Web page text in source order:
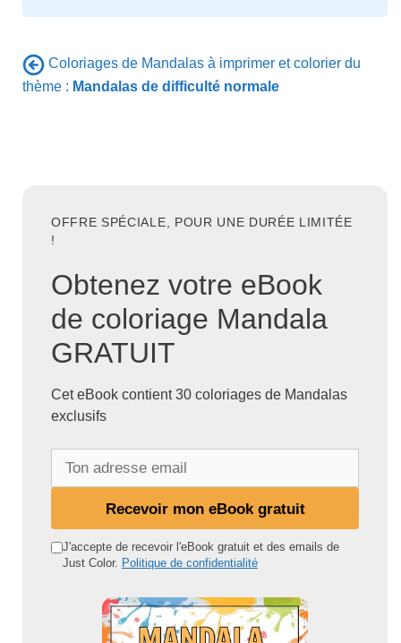
Coloriages de Mandalas à imprimer et colorier du
thème : Mandalas de difficulté normale
OFFRE SPÉCIALE, POUR UNE DURÉE LIMITÉE
!
Obtenez votre eBook
de coloriage Mandala
GRATUIT
Cet eBook contient 30 coloriages de Mandalas
exclusifs
d
Recevoir mon eBook gratuit
J'accepte de recevoir l'eBook gratuit et des emails de
Just Color. Politique de confidentialité